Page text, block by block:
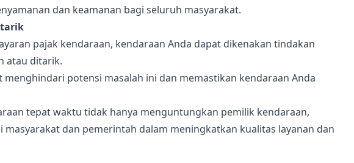
dan keamanan bagi seluruh masyarakat.
pajak kendaraan, kendaraan Anda dapat dikenakan tindakan
atau ditarik.
potensi masalah ini dan memastikan kendaraan Anda
tepat waktu tidak hanya menguntungkan pemilik kendaraan,
dan pemerintah dalam meningkatkan kualitas layanan dan